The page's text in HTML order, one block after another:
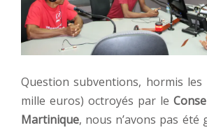
Question subventions, hormis les
mille euros) octroyés par le
Martinique, nous n’avons pas été